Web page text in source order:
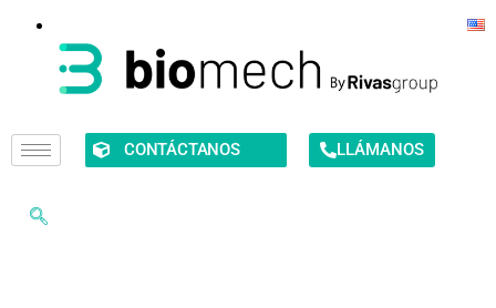
CONTÁCTANOS LLÁMANOS